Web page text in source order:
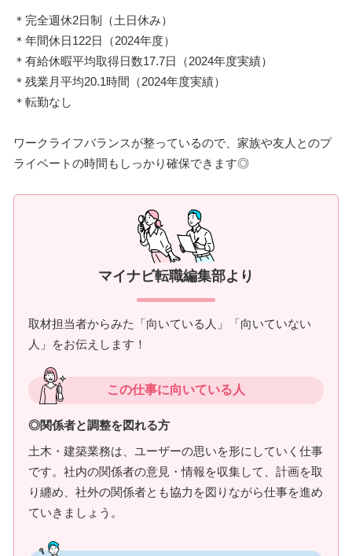
＊完全週休2日制（土日休み）
＊年間休日122日（2024年度）
＊有給休暇平均取得日数17.7日（2024年度実績）
＊残業月平均20.1時間（2024年度実績）
＊転勤なし
ワークライフバランスが整っているので、家族や友人とのプ
ライベートの時間もしっかり確保できます◎
マイナビ転職編集部より
取材担当者からみた「向いている人」「向いていない
人」をお伝えします！
この仕事に向いている人
◎関係者と調整を図れる方
土木・建築業務は、ユーザーの思いを形にしていく仕事
です。社内の関係者の意見・情報を収集して、計画を取
り纏め、社外の関係者とも協力を図りながら仕事を進め
ていきましょう。